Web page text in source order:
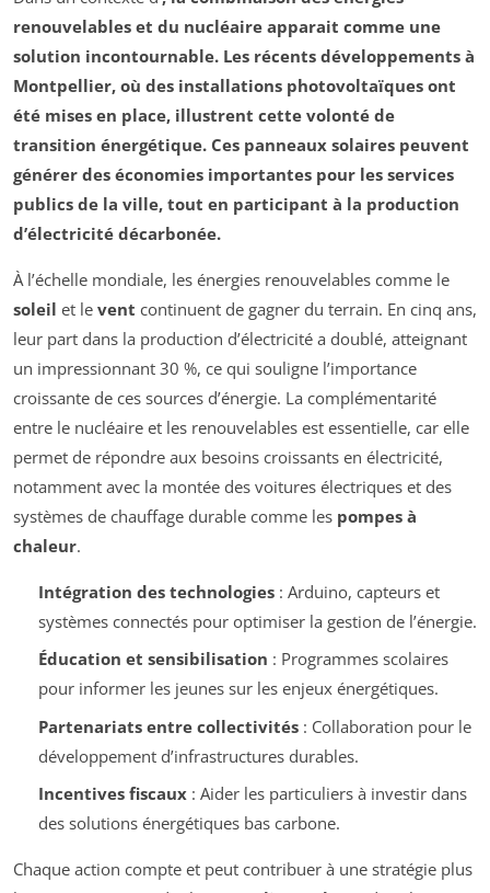
renouvelables et du nucléaire apparait comme une
solution incontournable. Les récents développements à
Montpellier, où des installations photovoltaïques ont
été mises en place, illustrent cette volonté de
transition énergétique. Ces panneaux solaires peuvent
générer des économies importantes pour les services
publics de la ville, tout en participant à la production
d’électricité décarbonée.
À l’échelle mondiale, les énergies renouvelables comme le
soleil et le vent continuent de gagner du terrain. En cinq ans,
leur part dans la production d’électricité a doublé, atteignant
un impressionnant 30 %, ce qui souligne l’importance
croissante de ces sources d’énergie. La complémentarité
entre le nucléaire et les renouvelables est essentielle, car elle
permet de répondre aux besoins croissants en électricité,
notamment avec la montée des voitures électriques et des
systèmes de chauffage durable comme les pompes à
chaleur.
Intégration des technologies: Arduino, capteurs et
systèmes connectés pour optimiser la gestion de l’énergie.
Éducation et sensibilisation : Programmes scolaires
pour informer les jeunes sur les enjeux énergétiques.
Partenariats entre collectivités: Collaboration pour le
développement d’infrastructures durables.
Incentives fiscaux: Aider les particuliers à investir dans
des solutions énergétiques bas carbone.
Chaque action compte et peut contribuer à une stratégie plus